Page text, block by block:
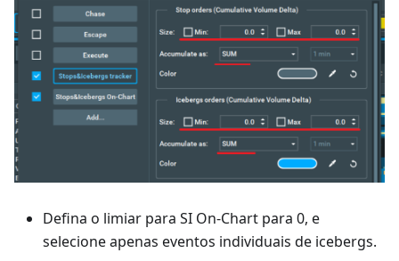
Defina o limiar para SI On-Chart para 0, e
selecione apenas eventos individuais de icebergs.